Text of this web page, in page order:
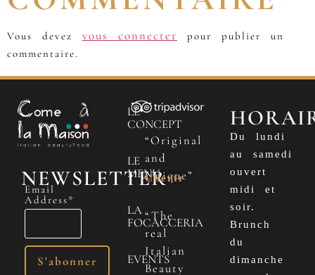
Vous devez vous connecter
pour publier un
commentaire.
NEWSLETTER
Email
Address*
LE
CONCEPT
LE
MENU
LA
FOCACCERIA
EVENTS
“Original
and
Unique”
Cherfr
“The
real
Italian
Beauty
Du lundi
au samedi
ouvert
midi et
soir.
Brunch
du
dimanche